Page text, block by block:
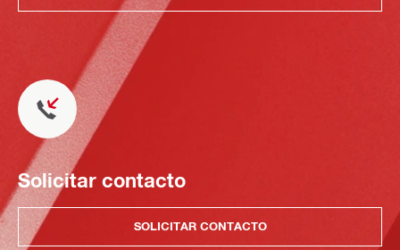
Solicitar contacto
SOLICITAR CONTACTO